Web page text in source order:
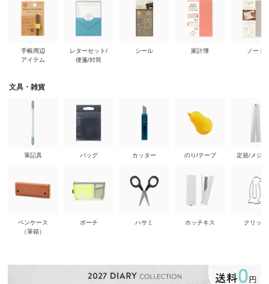
手帳周辺
アイテム
レターセット/
便箋/封筒
シール 家計簿 ノート
文具・雑貨
筆記具
ペンケース
（筆箱）
バッグ
ポーチ
カッター
ハサミ
のり/テープ
ホッチキス
定規/メジ
クリップ